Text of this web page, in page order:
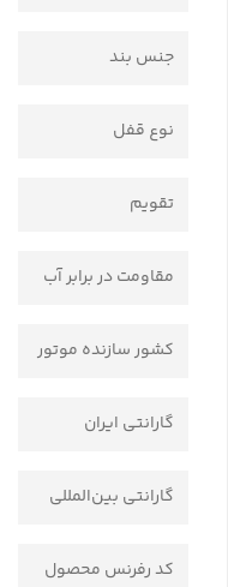
جنس بند
نوع قفل
تقویم
مقاومت در برابر آب
کشور سازنده موتور
گارانتی ایران
گارانتی بین‌المللی
کد رفرنس محصول